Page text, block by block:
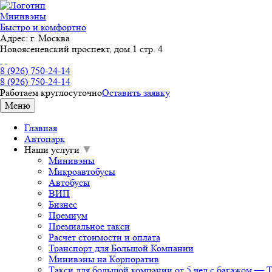
Минивэны
Быстро и комфортно
Адрес: г. Москва
Новоясеневский проспект, дом 1 стр. 4
8 (926) 750-24-14
8 (926) 750-24-14
Работаем круглосуточноОставить заявку
Меню
Главная
Автопарк
Наши услуги ▼
Минивэны
Микроавтобусы
Автобусы
ВИП
Бизнес
Премиум
Премиальное такси
Расчет стоимости и оплата
Транспорт для Большой Компании
Минивэны на Корпоратив